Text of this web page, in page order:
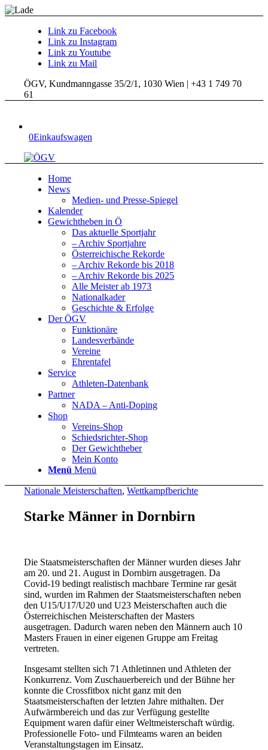
Link zu Facebook
Link zu Instagram
Link zu Youtube
Link zu Mail
ÖGV, Kundmanngasse 35/2/1, 1030 Wien | +43 1 749 70
61
0Einkaufswagen
Home
News
Medien- und Presse-Spiegel
Kalender
Gewichtheben in Ö
Das aktuelle Sportjahr
– Archiv Sportjahre
Österreichische Rekorde
– Archiv Rekorde bis 2018
– Archiv Rekorde bis 2025
Alle Meister ab 1973
Nationalkader
Geschichte & Erfolge
Der ÖGV
Funktionäre
Landesverbände
Vereine
Ehrentafel
Service
Athleten-Datenbank
Partner
NADA – Anti-Doping
Shop
Vereins-Shop
Schiedsrichter-Shop
Der Gewichtheber
Mein Konto
Menü Menü
Nationale Meisterschaften,Wettkampfberichte
Starke Männer in Dornbirn
Die Staatsmeisterschaften der Männer wurden dieses Jahr
am 20. und 21. August in Dornbirn ausgetragen. Da
Covid-19 bedingt realistisch machbare Termine rar gesät
sind, wurden im Rahmen der Staatsmeisterschaften neben
den U15/U17/U20 und U23 Meisterschaften auch die
Österreichischen Meisterschaften der Masters
ausgetragen. Dadurch waren neben den Männern auch 10
Masters Frauen in einer eigenen Gruppe am Freitag
vertreten.
Insgesamt stellten sich 71 Athletinnen und Athleten der
Konkurrenz. Vom Zuschauerbereich und der Bühne her
konnte die Crossfitbox nicht ganz mit den
Staatsmeisterschaften der letzten Jahre mithalten. Der
Aufwärmbereich und das zur Verfügung gestellte
Equipment waren dafür einer Weltmeisterschaft würdig.
Professionelle Foto- und Filmteams waren an beiden
Veranstaltungstagen im Einsatz.